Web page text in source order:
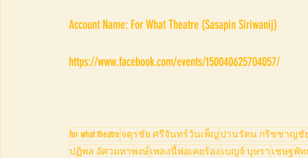
Account Name: For What Theatre (Sasapin Siriwanij)
https://www.facebook.com/events/150040625704057/
for what theatre จตุรชัย ศรีจันทร์วันเพ็ญปานรัตน กริชชาญชั
ปฏิพล อัศวมหาพงษ์เพลงนี้พ่อเคยร้อง เบญจ์ บุษรา เชษฐพั